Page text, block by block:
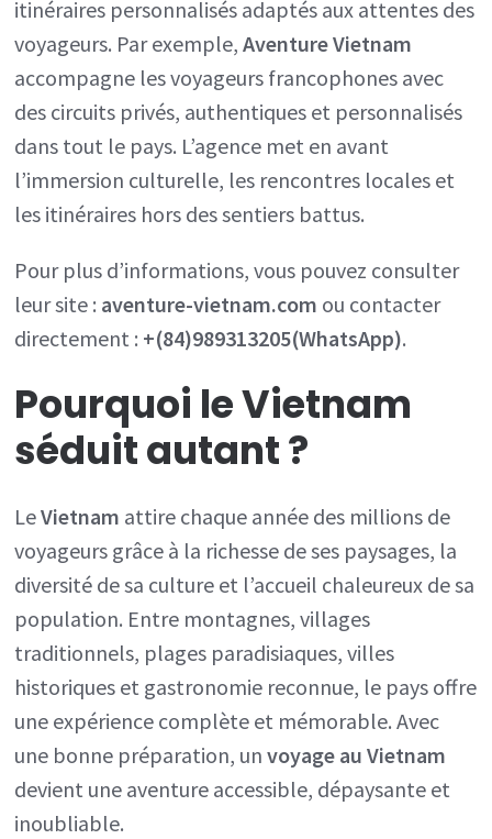
itinéraires personnalisés adaptés aux attentes des
voyageurs. Par exemple,Aventure Vietnam
accompagne les voyageurs francophones avec
des circuits privés, authentiques et personnalisés
dans tout le pays. L’agence met en avant
l’immersion culturelle, les rencontres locales et
les itinéraires hors des sentiers battus.
Pour plus d’informations, vous pouvez consulter
leur site : aventure-vietnam.com ou contacter
directement : +(84)989313205(WhatsApp).
Pourquoi leVietnam
séduit autant ?
LeVietnam attire chaque année des millions de
voyageurs grâce à la richesse de ses paysages, la
diversité de sa culture et l’accueil chaleureux de sa
population. Entre montagnes, villages
traditionnels, plages paradisiaques, villes
historiques et gastronomie reconnue, le pays offre
une expérience complète et mémorable. Avec
une bonne préparation, unvoyage au Vietnam
devient une aventure accessible, dépaysante et
inoubliable.